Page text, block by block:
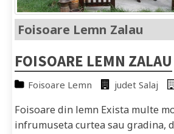
Foisoare Lemn Zalau
FOISOARE LEMN ZALAU
Foisoare Lemn judet Salaj
Foisoare din lemn Exista multe
infrumuseta curtea sau gradina,